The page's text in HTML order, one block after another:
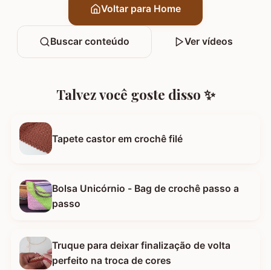
Voltar para Home
Buscar conteúdo Ver vídeos
Talvez você goste disso ✨
Tapete castor em crochê filé
Bolsa Unicórnio - Bag de crochê passo a
passo
Truque para deixar finalização de volta
perfeito na troca de cores